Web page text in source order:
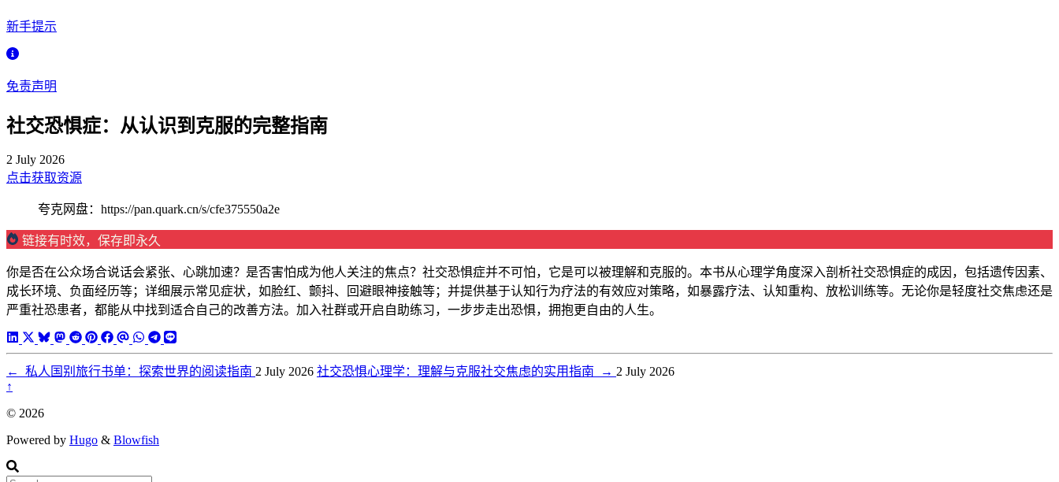
新手提示
免责声明
社交恐惧症：从认识到克服的完整指南
2 July 2026
点击获取资源
夸克网盘：https://pan.quark.cn/s/cfe375550a2e
链接有时效，保存即永久
你是否在公众场合说话会紧张、心跳加速？是否害怕成为他人关注的焦点？社交恐惧症并不可怕，它是可以被理解和克服的。本书从心理学角度深入剖析社交恐惧症的成因，包括遗传因素、
成长环境、负面经历等；详细展示常见症状，如脸红、颤抖、回避眼神接触等；并提供基于认知行为疗法的有效应对策略，如暴露疗法、认知重构、放松训练等。无论你是轻度社交焦虑还是
严重社恐患者，都能从中找到适合自己的改善方法。加入社群或开启自助练习，一步步走出恐惧，拥抱更自由的人生。
← 私人国别旅行书单：探索世界的阅读指南 2 July 2026 社交恐惧心理学：理解与克服社交焦虑的实用指南 → 2 July 2026
↑
© 2026
Powered by Hugo & Blowfish